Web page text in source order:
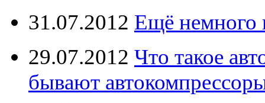
31.07.2012 Ещё немного
29.07.2012 Что такое
бывают